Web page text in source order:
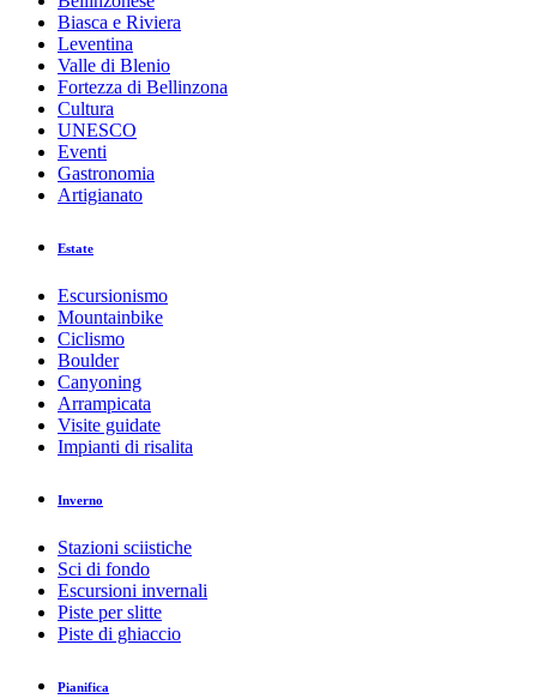
Biasca e Riviera
Leventina
Valle di Blenio
Fortezza di Bellinzona
Cultura
UNESCO
Eventi
Gastronomia
Artigianato
Estate
Escursionismo
Mountainbike
Ciclismo
Boulder
Canyoning
Arrampicata
Visite guidate
Impianti di risalita
Inverno
Stazioni sciistiche
Sci di fondo
Escursioni invernali
Piste per slitte
Piste di ghiaccio
Pianifica